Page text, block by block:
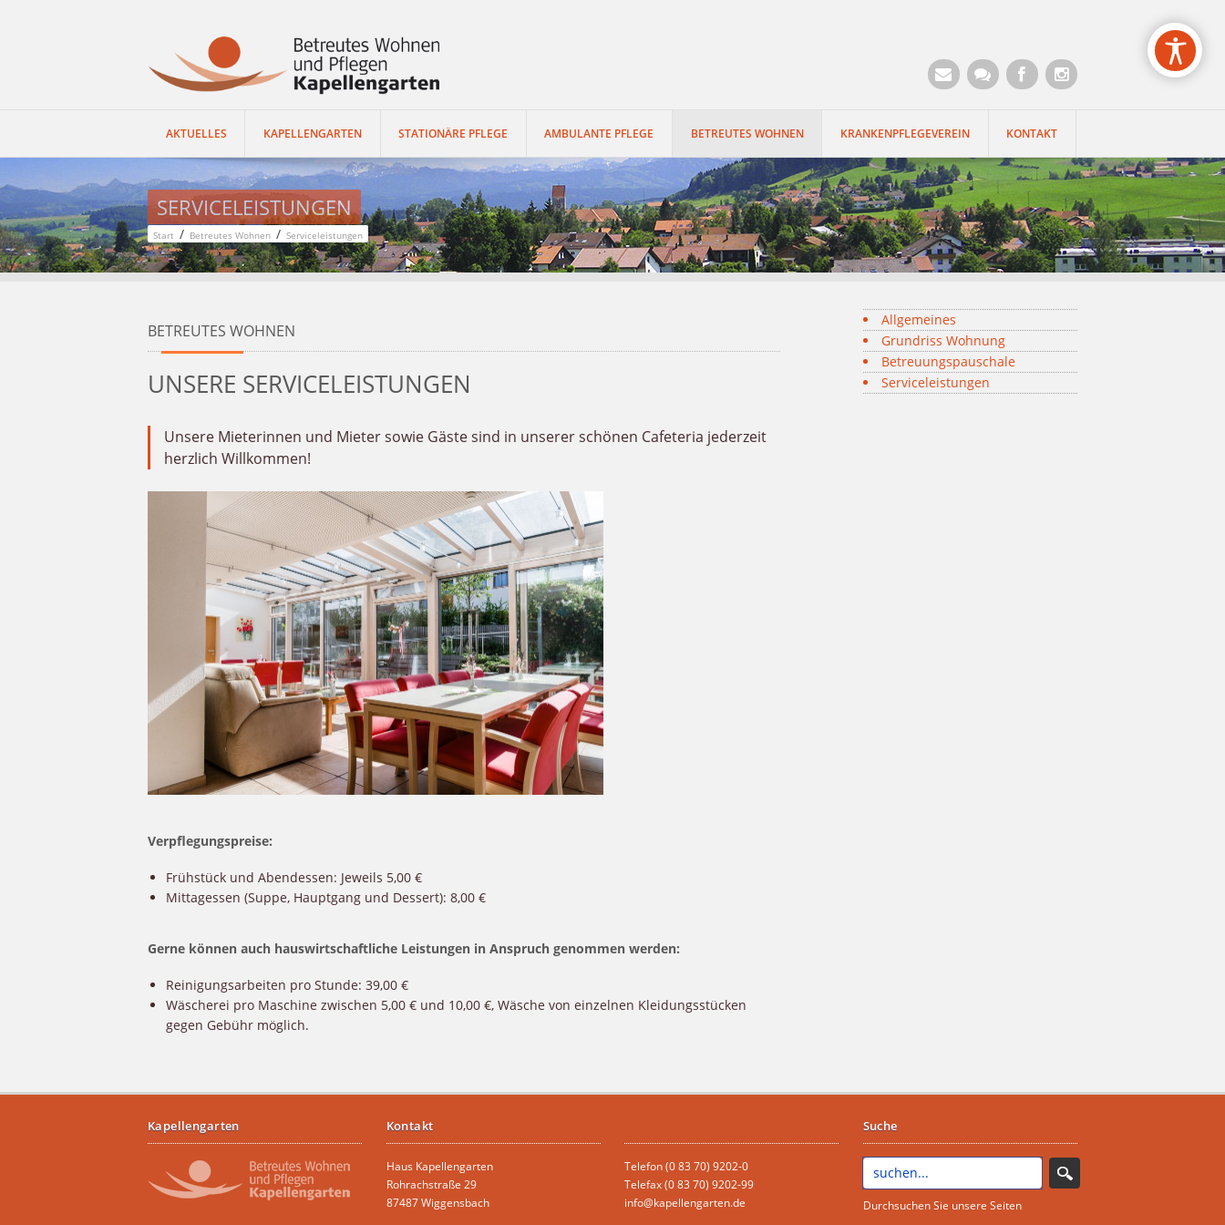
AKTUELLES KAPELLENGARTEN STATIONÄRE PFLEGE AMBULANTE PFLEGE BETREUTES WOHNEN KRANKENPFLEGEVEREIN KONTAKT
SERVICELEISTUNGEN
Start / Betreutes Wohnen / Serviceleistungen
BETREUTES WOHNEN
UNSERE SERVICELEISTUNGEN
Unsere Mieterinnen und Mieter sowie Gäste sind in unserer schönen Cafeteria jederzeit
herzlich Willkommen!
Verpflegungspreise:
Frühstück und Abendessen: Jeweils 5,00 €
Mittagessen (Suppe, Hauptgang und Dessert): 8,00 €
Gerne können auch hauswirtschaftliche Leistungen in Anspruch genommen werden:
Reinigungsarbeiten pro Stunde: 39,00 €
Wäscherei pro Maschine zwischen 5,00 € und 10,00 €, Wäsche von einzelnen Kleidungsstücken
gegen Gebühr möglich.
Allgemeines
Grundriss Wohnung
Betreuungspauschale
Serviceleistungen
Kapellengarten Kontakt
Haus Kapellengarten
Rohrachstraße 29
87487 Wiggensbach
Telefon (0 83 70) 9202-0
Telefax (0 83 70) 9202-99
info@kapellengarten.de
Suche
Durchsuchen Sie unsere Seiten